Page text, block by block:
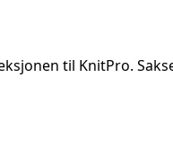
til KnitPro.